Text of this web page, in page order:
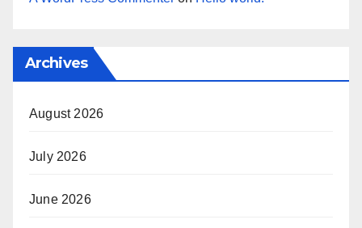
Archives
August 2026
July 2026
June 2026